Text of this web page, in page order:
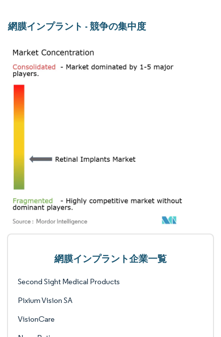
網膜インプラント - 競争の集中度
網膜インプラント企業一覧
Second Sight Medical Products
Pixium Vision SA
VisionCare